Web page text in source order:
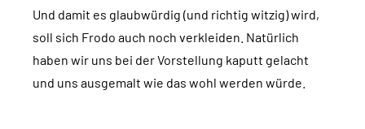
Und damit es glaubwürdig (und richtig witzig) wird,
soll sich Frodo auch noch verkleiden. Natürlich
haben wir uns bei der Vorstellung kaputt gelacht
und uns ausgemalt wie das wohl werden würde.